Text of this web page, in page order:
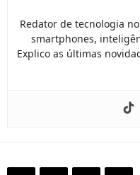
Redator de tecnologia
smartphones,
Explico as últimas